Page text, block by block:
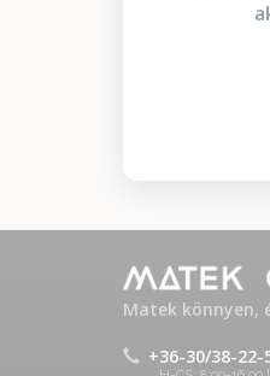
Matek könnyen,
+36-30/38-22-